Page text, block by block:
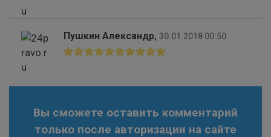
Пушкин Александр, 30.01.2018 00:50
Вы сможете оставить комментарий
только после авторизации на сайте